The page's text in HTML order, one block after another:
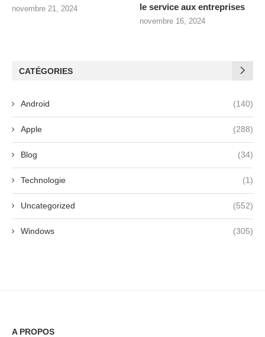
novembre 21, 2024
le service aux entreprises
novembre 16, 2024
CATÉGORIES
Android (140)
Apple (288)
Blog (34)
Technologie (1)
Uncategorized (552)
Windows (305)
A PROPOS